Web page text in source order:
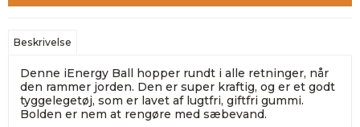
Beskrivelse
Denne iEnergy Ball hopper rundt i alle retninger, når
den rammer jorden. Den er super kraftig, og er et godt
tyggelegetøj, som er lavet af lugtfri, giftfri gummi.
Bolden er nem at rengøre med sæbevand.